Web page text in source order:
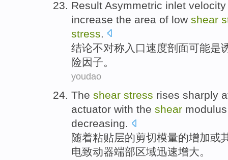
Result Asymmetric inlet velocity
increase the area of low shear
stress
结论不对称 入口速度剖面可能是
险因子。
youdao
The shear stress rises sharply
actuator with the shear
decreasing.
随着粘贴层的剪切模量的增加或
电致动器端部区域迅速增大。